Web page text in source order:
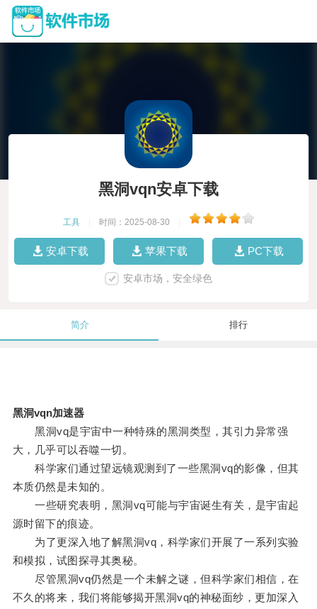
黑洞vqn安卓下载
工具 时间：2025-08-30
安卓下载 苹果下载 PC下载
安卓市场，安全绿色
简介 排行
黑洞vqn加速器
黑洞vq是宇宙中一种特殊的黑洞类型，其引力异常强
大，几乎可以吞噬一切。
科学家们通过望远镜观测到了一些黑洞vq的影像，但其
本质仍然是未知的。
一些研究表明，黑洞vq可能与宇宙诞生有关，是宇宙起
源时留下的痕迹。
为了更深入地了解黑洞vq，科学家们开展了一系列实验
和模拟，试图探寻其奥秘。
尽管黑洞vq仍然是一个未解之谜，但科学家们相信，在
不久的将来，我们将能够揭开黑洞vq的神秘面纱，更加深入